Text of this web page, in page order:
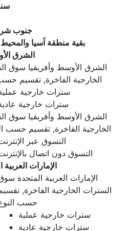
جنوب
بقية منطقة آسيا والمحيط
الشرق
الشرق الأوسط وأفريقيا سوق
الخارجية الفاخرة, تقسيم
سترات خارجية
سترات خارجية
الشرق الأوسط وأفريقيا سوق
الخارجية الفاخرة, تقسيم حسب
التسوق عبر
التسوق دون اتصال
الإمارات العربية
الإمارات العربية المتحدة
السترات الخارجية الفاخرة,
حسب
سترات خارجية عملية
سترات خارجية عادية